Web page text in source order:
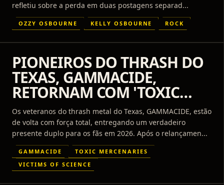
refletiu sobre a perda em duas postagens separad...
OZZY OSBOURNE KELLY OSBOURNE ROCK
PIONEIROS DO THRASH DO
TEXAS, GAMMACIDE,
RETORNAM COM 'TOXIC
MERCENARIES', SEU
PRIMEIRO ÁLBUM INÉDITO
EM MAIS DE 35 ANOS
Os veteranos do thrash metal do Texas, GAMMACIDE, estão
de volta com força total, entregando um verdadeiro
presente duplo para os fãs em 2026. Após o relançamen...
GAMMACIDE
TOXIC MERCENARIES
VICTIMS OF SCIENCE